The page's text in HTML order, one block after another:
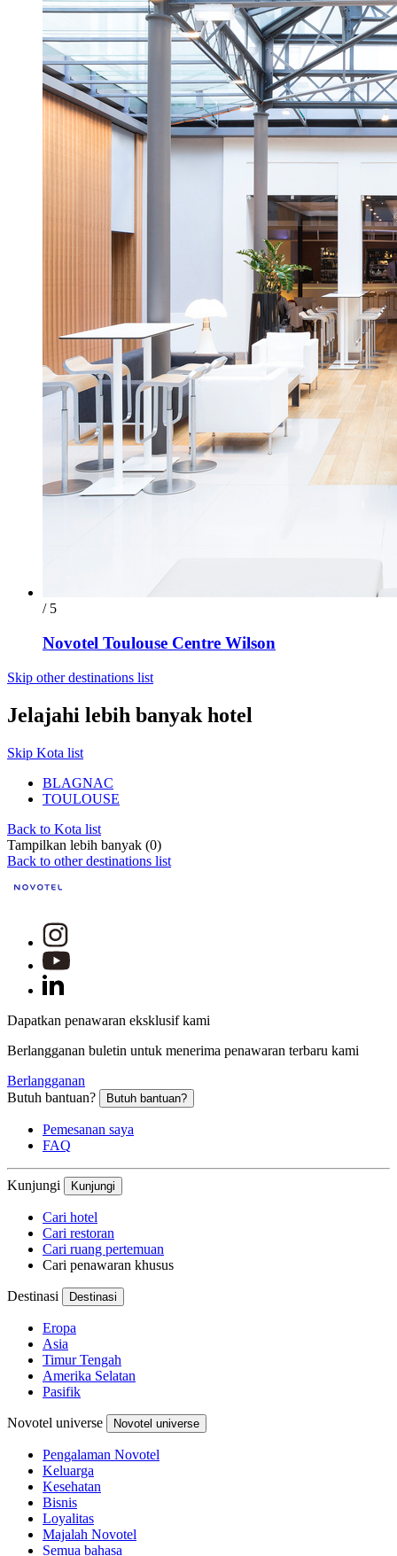
/ 5
Novotel Toulouse Centre Wilson
Skip other destinations list
Jelajahi lebih banyak hotel
Skip Kota list
BLAGNAC
TOULOUSE
Back to Kota list
Tampilkan lebih banyak (0)
Back to other destinations list
Dapatkan penawaran eksklusif kami
Berlangganan buletin untuk menerima penawaran terbaru kami
Berlangganan
Butuh bantuan?
Butuh bantuan?
Pemesanan saya
FAQ
Kunjungi Kunjungi
Cari hotel
Cari restoran
Cari ruang pertemuan
Cari penawaran khusus
Destinasi Destinasi
Eropa
Asia
Timur Tengah
Amerika Selatan
Pasifik
Novotel universe Novotel universe
Pengalaman Novotel
Keluarga
Kesehatan
Bisnis
Loyalitas
Majalah Novotel
Semua bahasa